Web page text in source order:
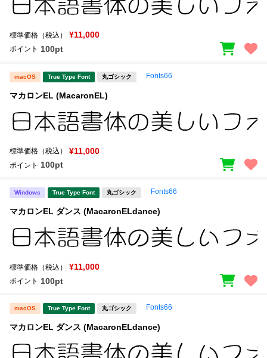
標準価格（税込） ¥11,000
ポイント 100pt
macOS True Type Font 丸ゴシック Fonts66
マカロンEL (MacaronEL)
標準価格（税込） ¥11,000
ポイント 100pt
Windows True Type Font 丸ゴシック Fonts66
マカロンEL ダンス (MacaronELdance)
標準価格（税込） ¥11,000
ポイント 100pt
macOS True Type Font 丸ゴシック Fonts66
マカロンEL ダンス (MacaronELdance)